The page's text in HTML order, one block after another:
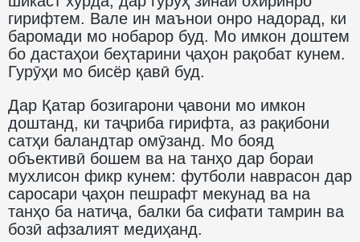
гирифтем. Вале ин маънои онро надорад, ки
баромади мо нобарор буд. Мо имкон доштем
бо дастаҳои беҳтарини ҷаҳон рақобат кунем.
Гурӯҳи мо бисёр қавӣ буд.
Дар Қатар бозигарони ҷавони мо имкон
доштанд, ки таҷриба гирифта, аз рақибони
сатҳи баландтар омӯзанд. Мо бояд
объективӣ бошем ва на танҳо дар бораи
мухлисон фикр кунем: футболи наврасон дар
саросари ҷаҳон пешрафт мекунад ва на
танҳо ба натиҷа, балки ба сифати тамрин ва
бозӣ афзалият медиҳанд.